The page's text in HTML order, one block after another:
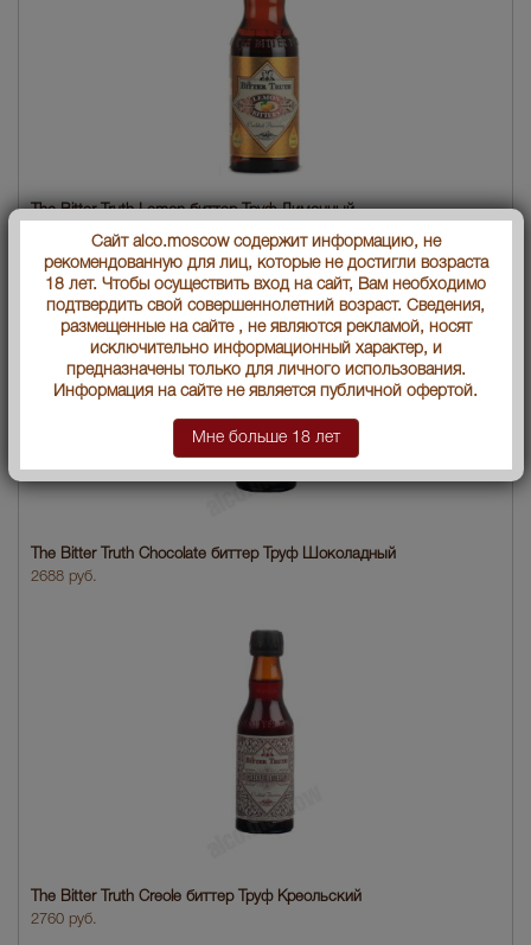
The Bitter Truth Lemon биттер Труф Лимонный
2520 руб.
The Bitter Truth Chocolate биттер Труф Шоколадный
2688 руб.
The Bitter Truth Creole биттер Труф Креольский
2760 руб.
Сайт alco.moscow содержит информацию, не
рекомендованную для лиц, которые не достигли возраста
18 лет. Чтобы осуществить вход на сайт, Вам необходимо
подтвердить свой совершеннолетний возраст. Сведения,
размещенные на сайте , не являются рекламой, носят
исключительно информационный характер, и
предназначены только для личного использования.
Информация на сайте не является публичной офертой.
Мне больше 18 лет